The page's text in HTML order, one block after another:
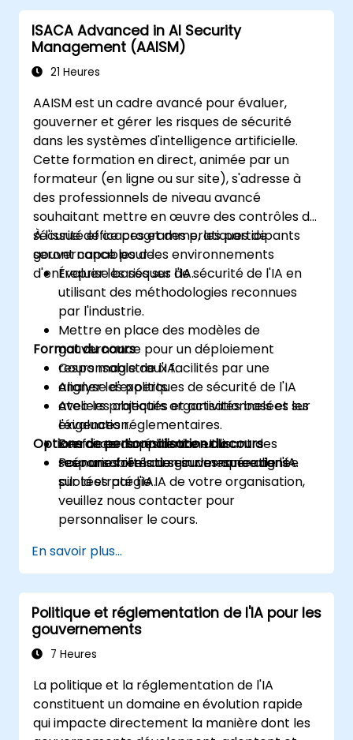
ISACA Advanced in AI Security
Management (AAISM)
21 Heures
AAISM est un cadre avancé pour évaluer,
gouverner et gérer les risques de sécurité
dans les systèmes d'intelligence artificielle.
Cette formation en direct, animée par un
formateur (en ligne ou sur site), s'adresse à
des professionnels de niveau avancé
souhaitant mettre en œuvre des contrôles de
sécurité efficaces et des pratiques de
gouvernance pour les environnements
d'entreprise basés sur l'IA.
À l'issue de ce programme, les participants
seront capables de :
Évaluer les risques de sécurité de l'IA en
utilisant des méthodologies reconnues
par l'industrie.
Mettre en place des modèles de
gouvernance pour un déploiement
responsable de l'IA.
Aligner les politiques de sécurité de l'IA
avec les objectifs organisationnels et les
exigences réglementaires.
Renforcer la résilience et la
responsabilité au sein des opérations
pilotées par l'IA.
Format du cours
Cours magistraux facilités par une
analyse d'experts.
Ateliers pratiques et activités basées sur
l'évaluation.
Exercices d'application utilisant des
scénarios réels de gouvernance de l'IA.
Options de personnalisation du cours
Pour une formation sur mesure alignée
sur la stratégie IA de votre organisation,
veuillez nous contacter pour
personnaliser le cours.
En savoir plus...
Politique et réglementation de l'IA pour les
gouvernements
7 Heures
La politique et la réglementation de l'IA
constituent un domaine en évolution rapide
qui impacte directement la manière dont les